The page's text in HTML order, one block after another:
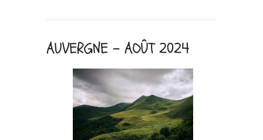
AUVERGNE – AOÛT 2024